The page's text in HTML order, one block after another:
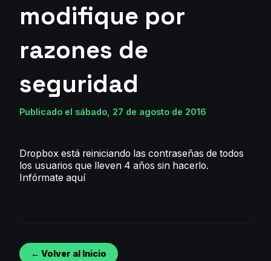
modifique por
razones de
seguridad
Publicado el sábado, 27 de agosto de 2016
Dropbox está reiniciando las contraseñas de todos
los usuarios que lleven 4 años sin hacerlo.
Infórmate aquí
← Volver al Inicio